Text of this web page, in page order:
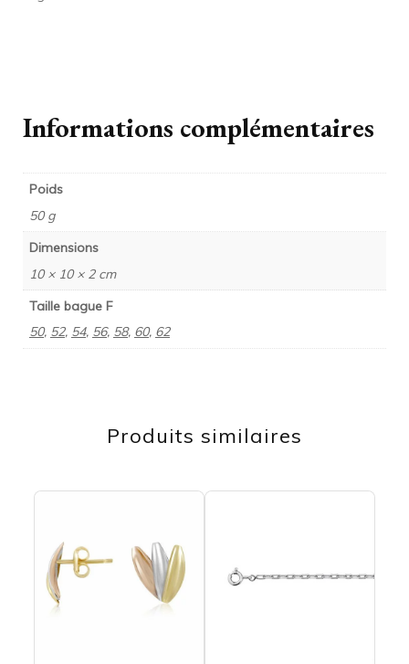
Informations complémentaires
Poids
50 g
Dimensions
10 × 10 × 2 cm
Taille bague F
50, 52, 54, 56, 58, 60, 62
Produits similaires